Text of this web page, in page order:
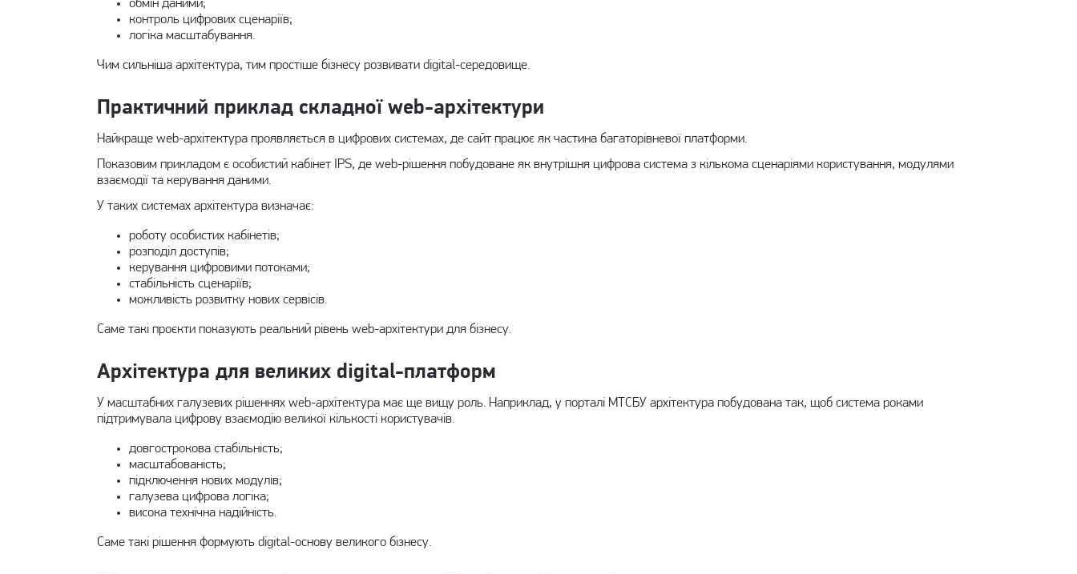
обмін даними;
контроль цифрових сценаріїв;
логіка масштабування.
Чим сильніша архітектура, тим простіше бізнесу розвивати digital-середовище.
Практичний приклад складної web-архітектури
Найкраще web-архітектура проявляється в цифрових системах, де сайт працює як частина багаторівневої платформи.
Показовим прикладом є особистий кабінет IPS, де web-рішення побудоване як внутрішня цифрова система з кількома сценаріями користування, модулями
взаємодії та керування даними.
У таких системах архітектура визначає:
роботу особистих кабінетів;
розподіл доступів;
керування цифровими потоками;
стабільність сценаріїв;
можливість розвитку нових сервісів.
Саме такі проєкти показують реальний рівень web-архітектури для бізнесу.
Архітектура для великих digital-платформ
У масштабних галузевих рішеннях web-архітектура має ще вищу роль. Наприклад, у порталі МТСБУ архітектура побудована так, щоб система роками
підтримувала цифрову взаємодію великої кількості користувачів.
довгострокова стабільність;
масштабованість;
підключення нових модулів;
галузева цифрова логіка;
висока технічна надійність.
Саме такі рішення формують digital-основу великого бізнесу.